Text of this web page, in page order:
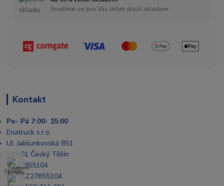
Zavolat
Snažíme se pro Vás držet zboží skladem
Kontakt
Po- Pá 7:00- 15:00
Enatruck s.r.o.
Ul. Jablunkovská 851
737 01 Český Těšín
IČ: 27855104
DIČ: CZ27855104